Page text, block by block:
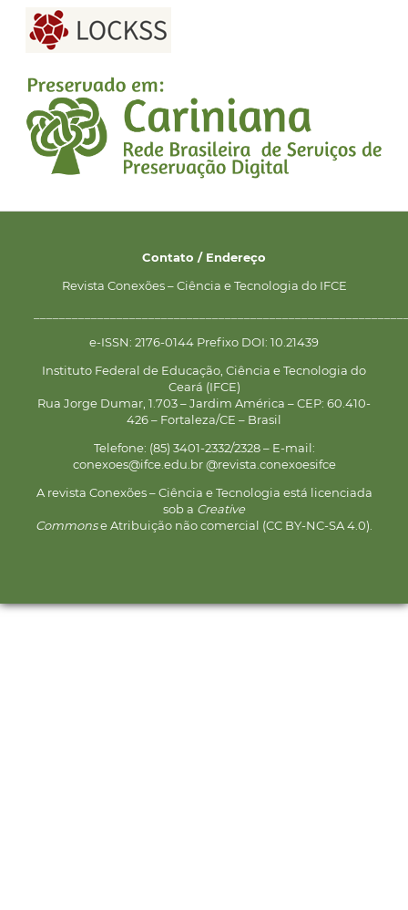
Contato / Endereço
Revista Conexões – Ciência e Tecnologia do IFCE
e-ISSN: 2176-0144 Prefixo DOI: 10.21439
Instituto Federal de Educação, Ciência e Tecnologia do
Ceará (IFCE)
Rua Jorge Dumar, 1.703 – Jardim América – CEP: 60.410-
426 – Fortaleza/CE – Brasil
Telefone: (85) 3401-2332/2328 – E-mail:
conexoes@ifce.edu.br @revista.conexoesifce
A revista Conexões – Ciência e Tecnologia está licenciada
sob a Creative
Commonse Atribuição não comercial (CC BY-NC-SA 4.0).